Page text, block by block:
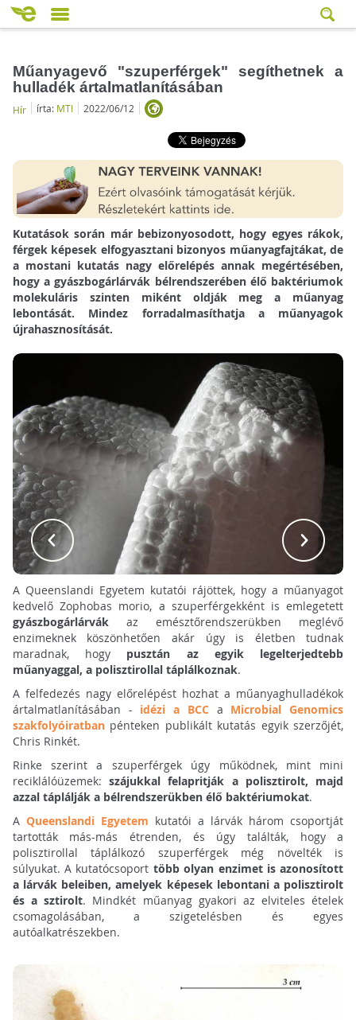
Műanyagevő "szuperférgek" segíthetnek a
hulladék ártalmatlanításában
Hír írta: MTI 2022/06/12
Kutatások során már bebizonyosodott, hogy egyes rákok,
férgek képesek elfogyasztani bizonyos műanyagfajtákat, de
a mostani kutatás nagy előrelépés annak megértésében,
hogy a gyászbogárlárvák bélrendszerében élő baktériumok
molekuláris szinten miként oldják meg a műanyag
lebontását. Mindez forradalmasíthatja a műanyagok
újrahasznosítását.
A Queenslandi Egyetem kutatói rájöttek, hogy a műanyagot
kedvelő Zophobas morio, a szuperférgekként is emlegetett
gyászbogárlárvákaz emésztőrendszerükben meglévő
enzimeknek köszönhetően akár úgy is életben tudnak
maradnak, hogy pusztán az egyik legelterjedtebb
műanyaggal, a polisztirollal táplálkoznak.
A felfedezés nagy előrelépést hozhat a műanyaghulladékok
ártalmatlanításában - idézi a BCCa Microbial Genomics
szakfolyóiratbanpénteken publikált kutatás egyik szerzőjét,
Chris Rinkét.
Rinke szerint a szuperférgek úgy működnek, mint mini
reciklálóüzemek:szájukkal felapritják a polisztirolt, majd
azzal táplálják a bélrendszerükben élő baktériumokat.
A Queenslandi Egyetem kutatói a lárvák három csoportját
tartották más-más étrenden, és úgy találták, hogy a
polisztirollal táplálkozó szuperférgek még növelték is
súlyukat. A kutatócsoport több olyan enzimet is azonosított
a lárvák beleiben, amelyek képesek lebontani a polisztirolt
és a sztirolt. Mindkét műanyag gyakori az elviteles ételek
csomagolásában, a szigetelésben és egyes
autóalkatrészekben.